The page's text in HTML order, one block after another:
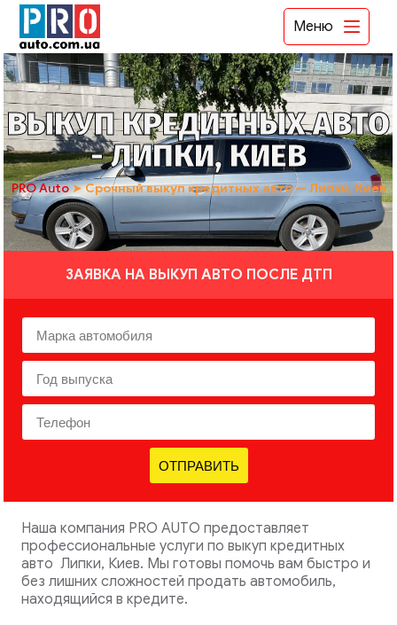
Меню
ВЫКУП КРЕДИТНЫХ АВТО
- ЛИПКИ, КИЕВ
PRO Auto➤Срочный выкуп кредитных авто — Липки, Киев
ЗАЯВКА НА ВЫКУП АВТО ПОСЛЕ ДТП
ОТПРАВИТЬ
Наша компания PRO AUTO предоставляет
профессиональные услуги по выкуп кредитных
авто Липки, Киев. Мы готовы помочь вам быстро и
без лишних сложностей продать автомобиль,
находящийся в кредите.